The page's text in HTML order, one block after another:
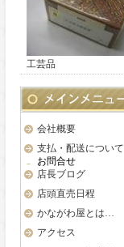
工芸品
会社概要
支払・配送について
お問合せ
店長ブログ
店頭直売日程
かながわ屋とは…
アクセス